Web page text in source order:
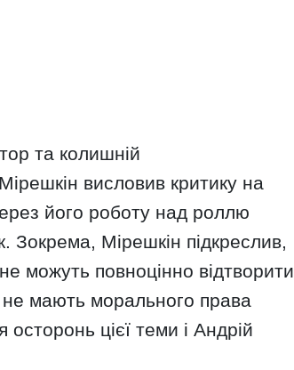
та колишній
висловив критику на
його роботу над роллю
Зокрема, Мірешкін підкреслив,
можуть повноцінно відтворити
не мають морального права
цієї теми і Андрій